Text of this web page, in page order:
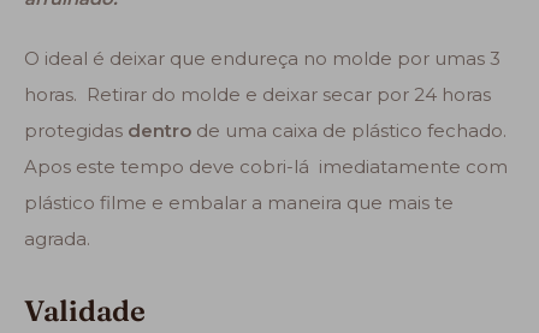
O ideal é deixar que endureça no molde por umas 3
horas. Retirar do molde e deixar secar por 24 horas
protegidas dentro de uma caixa de plástico fechado.
Apos este tempo deve cobri-lá imediatamente com
plástico filme e embalar a maneira que mais te
agrada.
Validade